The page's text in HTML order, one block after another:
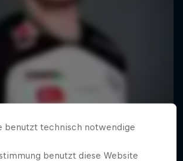
benutzt technisch notwendige
benutzt diese Website